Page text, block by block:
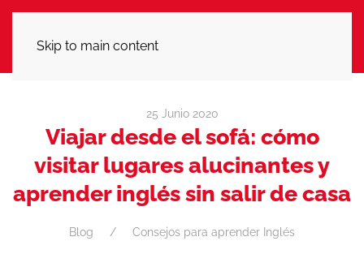
Skip to main content
25 Junio 2020
Viajar desde el sofá: cómo
visitar lugares alucinantes y
aprender inglés sin salir de casa
Blog Consejos para aprender Inglés